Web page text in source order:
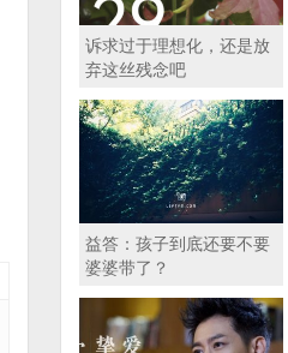
诉求过于理想化，还是放
弃这丝残念吧
益答：孩子到底还要不要
婆婆带了？